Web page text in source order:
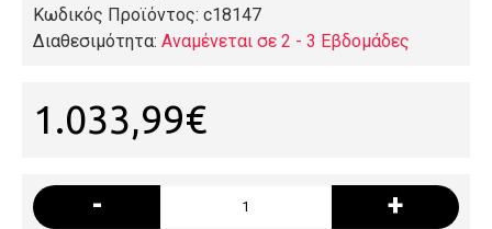
Κωδικός Προϊόντος: c18147
Διαθεσιμότητα: Αναμένεται σε 2 - 3 Εβδομάδες
1.033,99€
- +